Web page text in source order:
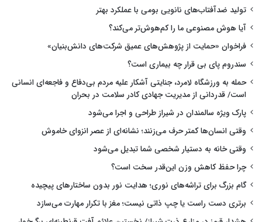
تولید ضدآفتاب‌های نانویی بومی با عملکرد بهتر
آیا هوش مصنوعی ما را کم‌هوش‌تر می‌کند؟
فراخوان «حمایت از پژوهش‌های عمیق شرکت‌های دانش‌بنیان»
سندروم پای بی قرار چه بیماری است؟
حمله به ورزشگاه لامرد، جنایتی آشکار علیه مردم بی‌دفاع و فاجعه‌ای انسانی
است/ قدردانی از مدیریت جهادی کادر سلامت در بحران
پارک ویژه سالمندان در شیراز طراحی و اجرا می‌شود
وقتی انسان‌ها کمتر حرف می‌زنند؛ نشانه‌ای از عصر انزوای خاموش
وقتی خانه به دستیار شخصی شما تبدیل می‌شود
چرا حفظ کاهش وزن این‌قدر سخت است؟
گام بزرگ برای تراشه‌های نوری؛ هدایت نور بدون ساختارهای پیچیده
برتری دست راست یا چپ ذاتی نیست؛ مغز با تکرار مهارت می‌سازد